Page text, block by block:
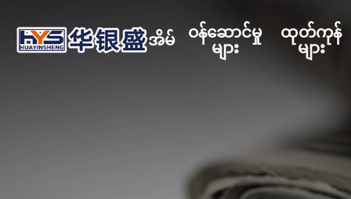
အိမ်
ဝန်ဆောင်မှု
များ
ထုတ်ကုန်
များ